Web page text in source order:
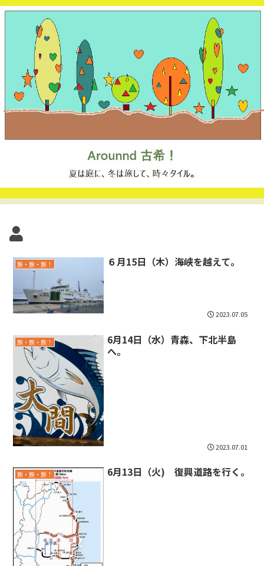
旅・旅・旅！ ６月15日（木）海峡を越えて。
2023.07.05
旅・旅・旅！
6月14日（水）青森、下北半島
へ。
2023.07.01
旅・旅・旅！ 6月13日（火) 復興道路を行く。